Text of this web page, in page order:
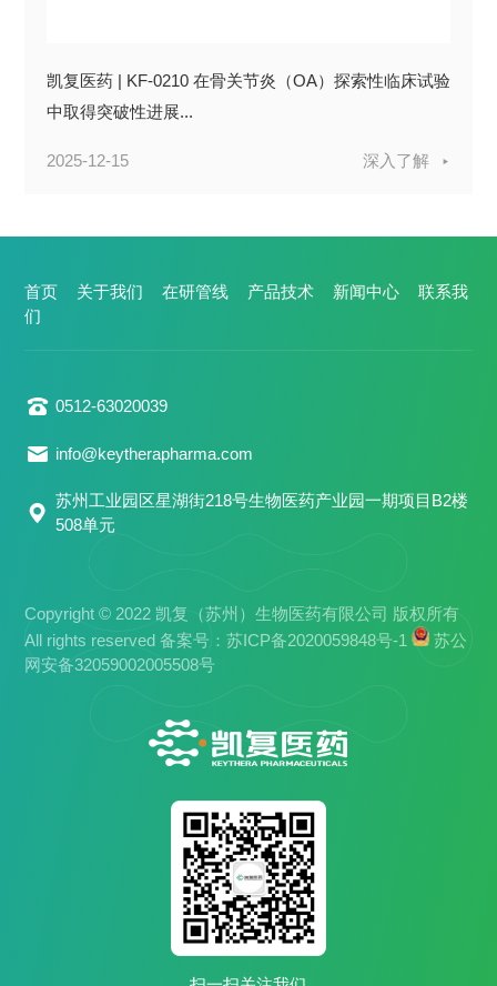
凯复医药 | KF-0210 在骨关节炎（OA）探索性临床试验
中取得突破性进展...
2025-12-15 深入了解
首页 关于我们 在研管线 产品技术 新闻中心
联系我
们
0512-63020039
info@keytherapharma.com
苏州工业园区星湖街218号生物医药产业园一期项目B2楼
508单元
Copyright © 2022 凯复（苏州）生物医药有限公司 版权所有
All rights reserved 备案号：苏ICP备2020059848号-1
苏公
网安备32059002005508号